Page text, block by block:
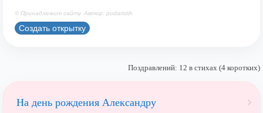
© Принадлежит сайту. Автор: podaristih
Создать открытку
Поздравлений: 12 в стихах (4 коротких)
На день рождения Александру